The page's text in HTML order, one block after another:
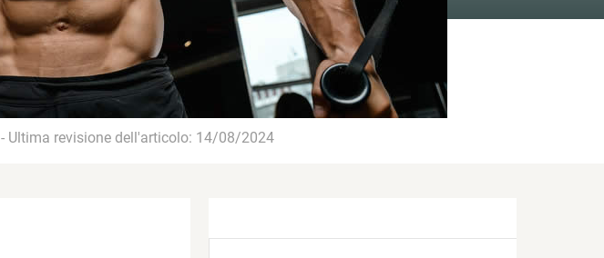
- Ultima revisione dell'articolo: 14/08/2024